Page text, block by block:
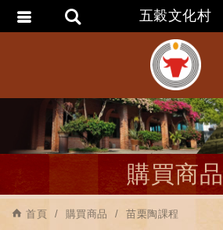
購買商品
首頁 購買商品 苗栗陶課程
五穀文化村
會員登入
會員註冊
忘記密碼
訂單查詢
追蹤清單
匯款通知